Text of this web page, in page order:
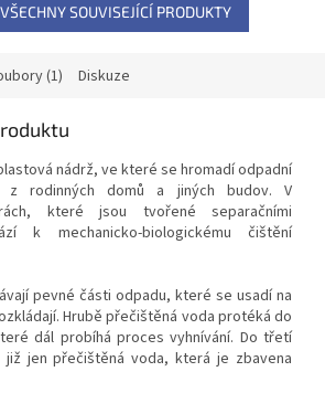
SOUVISEJÍCÍ PRODUKTY
(1) Diskuze
nádrž, ve které se hromadí odpadní
z rodinných domů a jiných budov. V
které jsou tvořené separačními
k mechanicko-biologickému čištění
pevné části odpadu, které se usadí na
Hrubě přečištěná voda protéká do
dál probíhá proces vyhnívání. Do třetí
jen přečištěná voda, která je zbavena